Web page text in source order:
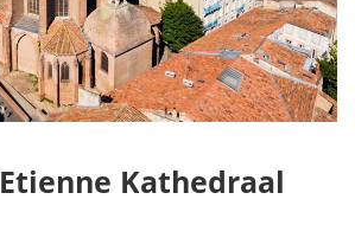
Kathedraal